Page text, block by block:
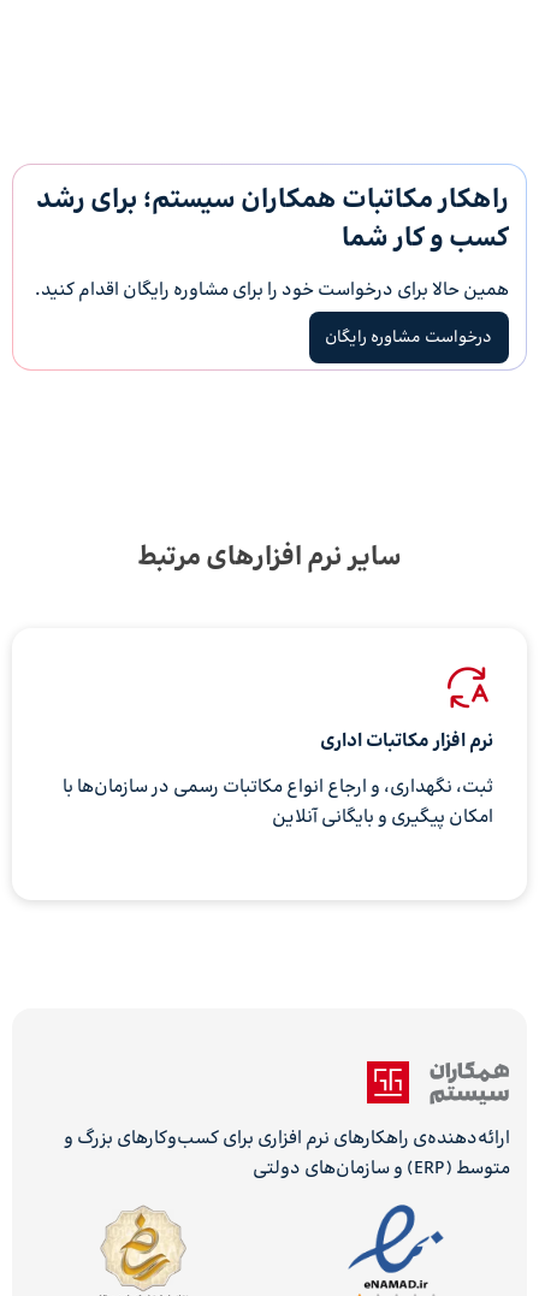
راهکار مکاتبات همکاران سیستم؛ برای رشد
کسب و کار شما
همین حالا برای درخواست خود را برای مشاوره رایگان اقدام کنید.
درخواست مشاوره رایگان
سایر نرم افزارهای مرتبط
نرم افزار مکاتبات اداری
ثبت، نگهداری، و ارجاع انواع مکاتبات رسمی در سازمان‌ها با
امکان پیگیری و بایگانی آنلاین
ارائه‌دهنده‌ی راهکارهای نرم افزاری برای کسب‌وکارهای بزرگ و
متوسط (ERP) و سازمان‌های دولتی